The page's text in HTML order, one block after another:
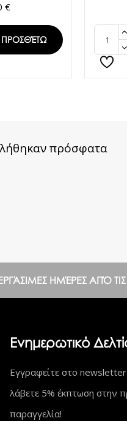
€
ΠΡΟΣΘΈΤΩ
πρόσφατα
ΗΜΈΡΕΣ ΑΠΌ
Ενημερωτικό
Εγγραφείτε στο newsletter
λάβετε 5% έκπτωση στην
παραγγελία!